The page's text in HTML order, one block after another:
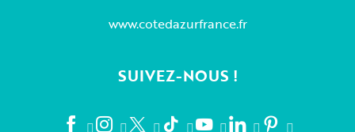
www.cotedazurfrance.fr
SUIVEZ-NOUS !